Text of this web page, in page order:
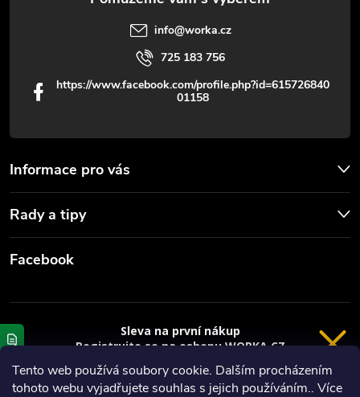
Tento web používá soubory cookie. Dalším procházením
tohoto webu vyjadřujete souhlas s jejich používáním.. Více
Informace pro vás
Rady a tipy
info@worka.cz
725 183 756
https://www.facebook.com/profile.php?id=615726840
01158
Facebook
Sleva na první nákup
Registrujte se na eshopu WORKA.CZ
sleva 100 Kč* na nákup je Vaše.
Registrace